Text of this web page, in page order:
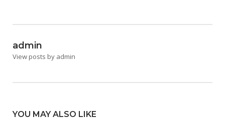
admin
View posts by admin
YOU MAY ALSO LIKE